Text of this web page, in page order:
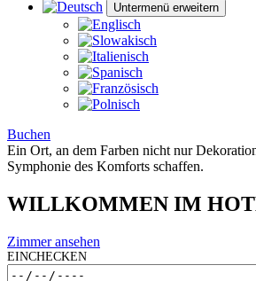
Untermenü erweitern
Buchen
Ein Ort, an dem Farben nicht nur
Symphonie des Komforts schaffen.
WILLKOMMEN IM
Zimmer ansehen
EINCHECKEN